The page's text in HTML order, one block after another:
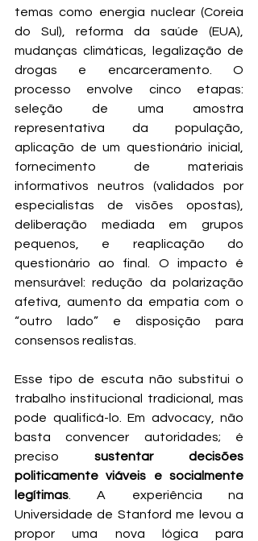
temas como energia nuclear (Coreia
do Sul), reforma da saúde (EUA),
mudanças climáticas, legalização de
drogas e encarceramento. O
processo envolve cinco etapas:
seleção de uma amostra
representativa da população,
aplicação de um questionário inicial,
fornecimento de materiais
informativos neutros (validados por
especialistas de visões opostas),
deliberação mediada em grupos
pequenos, e reaplicação do
questionário ao final. O impacto é
mensurável: redução da polarização
afetiva, aumento da empatia com o
“outro lado” e disposição para
consensos realistas.
Esse tipo de escuta não substitui o
trabalho institucional tradicional, mas
pode qualificá-lo. Em advocacy, não
basta convencer autoridades; é
preciso sustentar decisões
politicamente viáveis e socialmente
legítimas . A experiência na
Universidade de Stanford me levou a
propor uma nova lógica para